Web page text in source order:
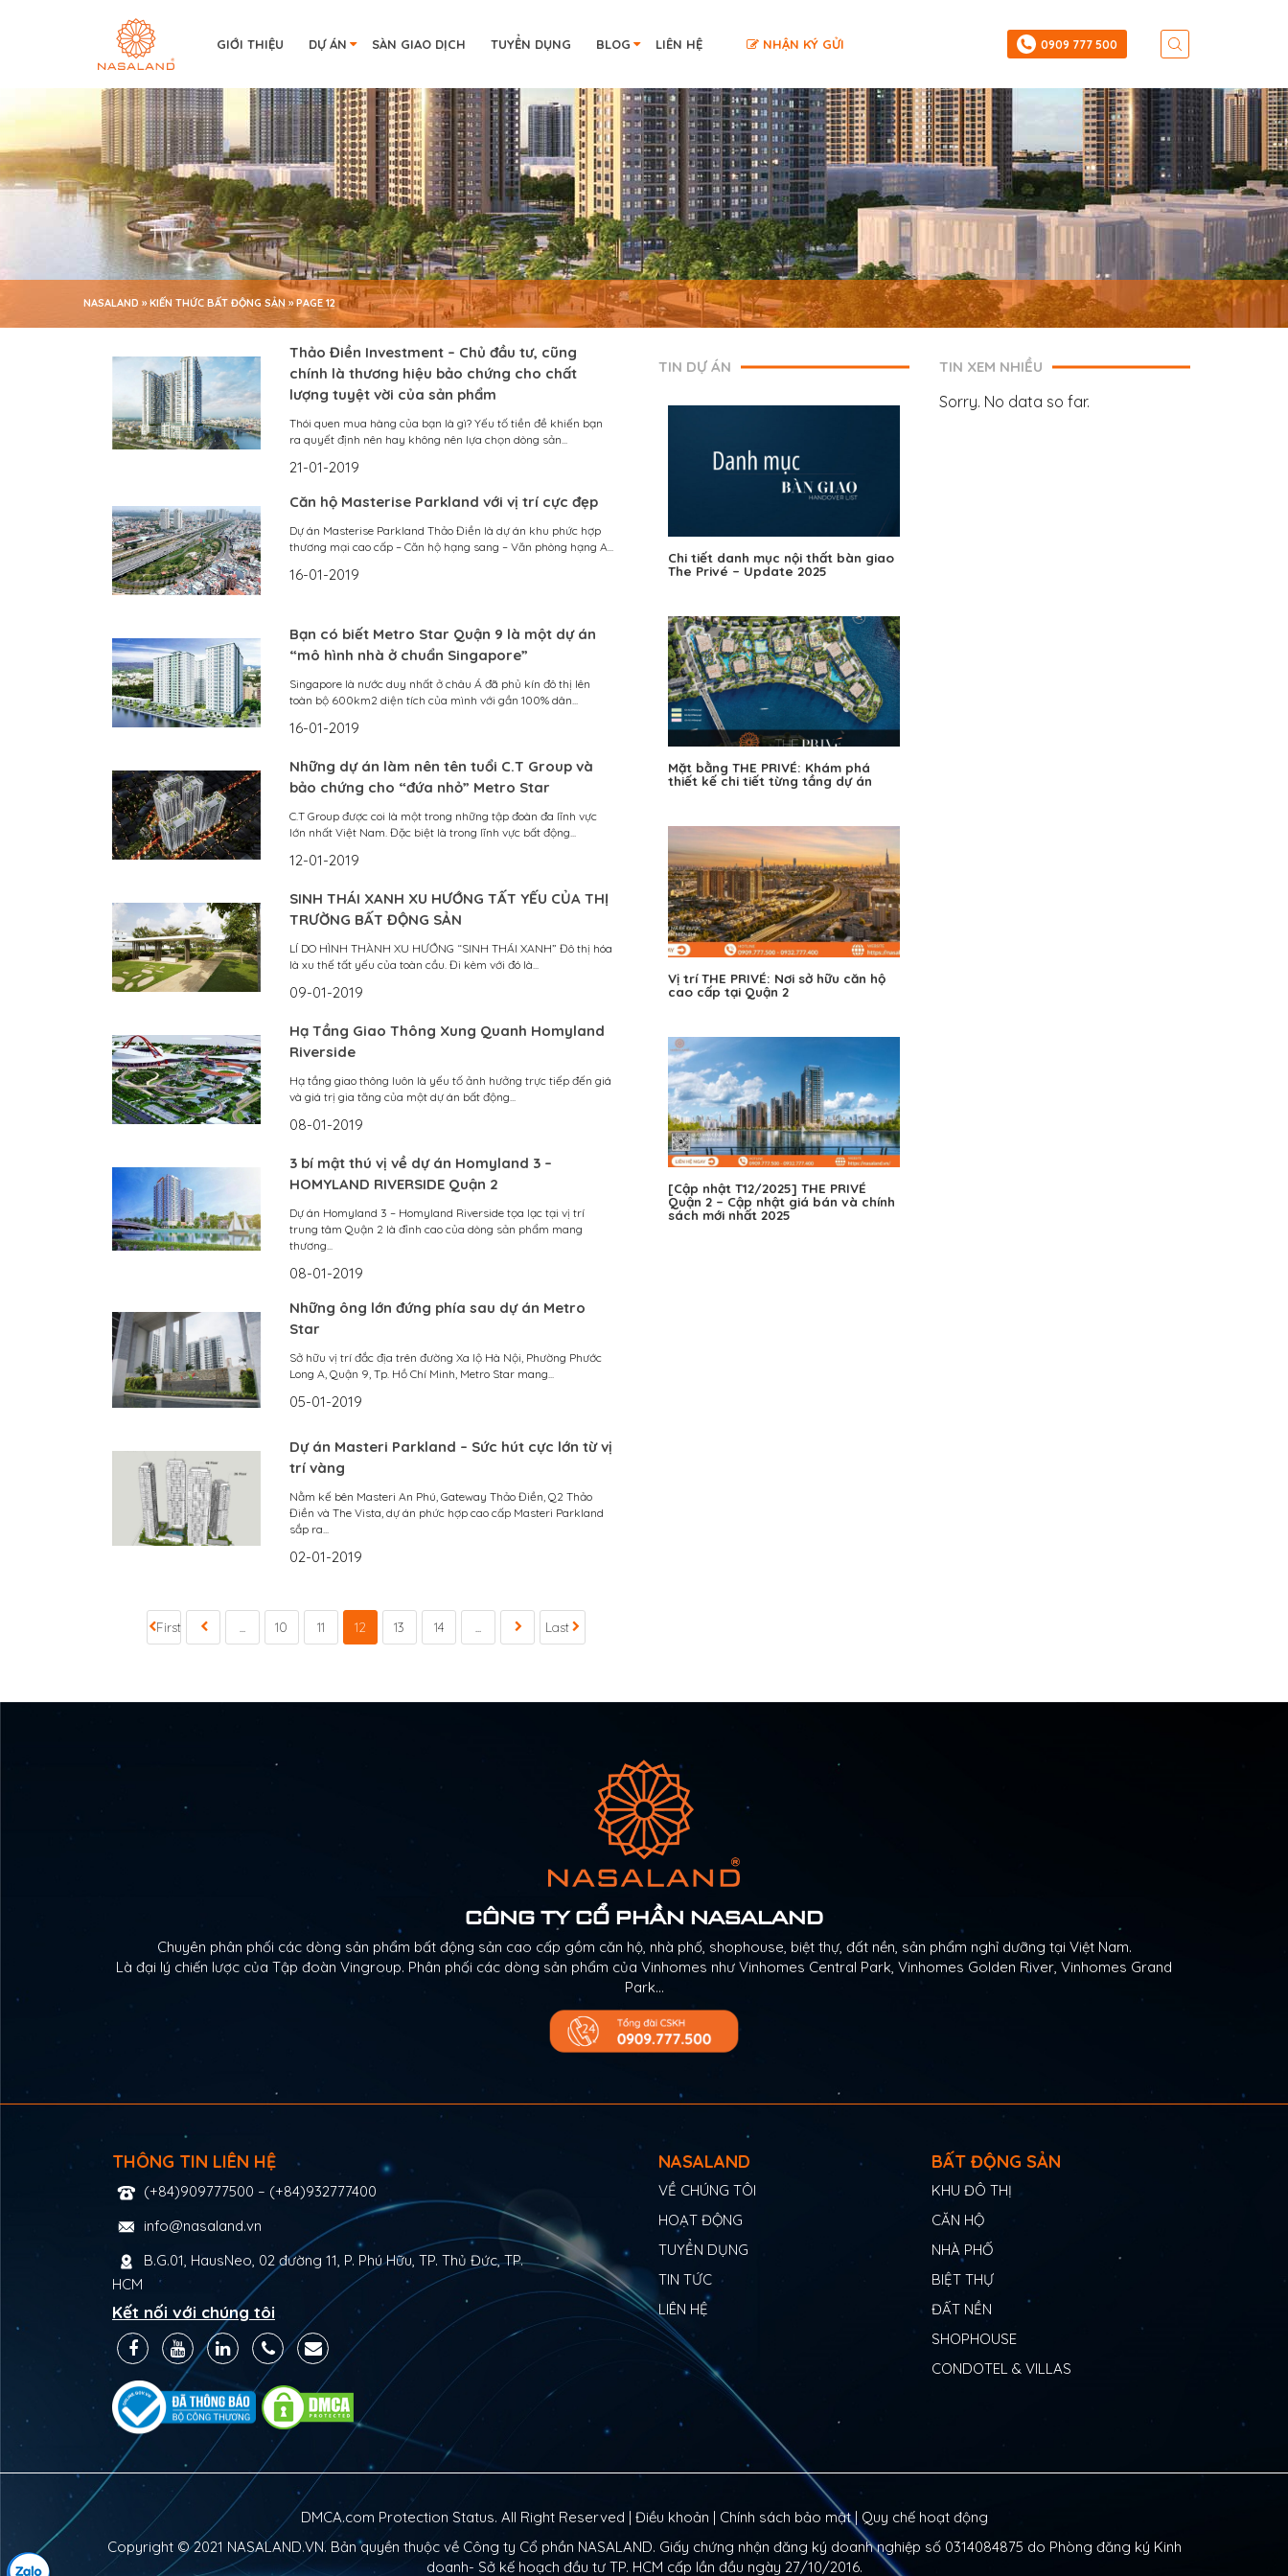
GIỚI THIỆU DỰ ÁN SÀN GIAO DỊCH TUYỂN DỤNG BLOG LIÊN HỆ NHẬN KÝ GỬI ‎0909 777 500
NASALAND »KIẾN THỨC BẤT ĐỘNG SẢN »PAGE 12
KIẾN THỨC BẤT ĐỘNG SẢNThảo Điền Investment – Chủ đầu tư, cũng
chính là thương hiệu bảo chứng cho chất
lượng tuyệt vời của sản phẩm
Thói quen mua hàng của bạn là gì? Yếu tố tiền đề khiến bạn
ra quyết định nên hay không nên lựa chọn dòng sản...
21-01-2019
Căn hộ Masterise Parkland với vị trí cực đẹp
Dự án Masterise Parkland Thảo Điền là dự án khu phức hợp
thương mại cao cấp – Căn hộ hạng sang – Văn phòng hạng A...
16-01-2019
Bạn có biết Metro Star Quận 9 là một dự án
“mô hình nhà ở chuẩn Singapore”
Singapore là nước duy nhất ở châu Á đã phủ kín đô thị lên
toàn bộ 600km2 diện tích của mình với gần 100% dân...
16-01-2019
Những dự án làm nên tên tuổi C.T Group và
bảo chứng cho “đứa nhỏ” Metro Star
C.T Group được coi là một trong những tập đoàn đa lĩnh vực
lớn nhất Việt Nam. Đặc biệt là trong lĩnh vực bất động...
12-01-2019
SINH THÁI XANH XU HƯỚNG TẤT YẾU CỦA THỊ
TRƯỜNG BẤT ĐỘNG SẢN
LÍ DO HÌNH THÀNH XU HƯỚNG “SINH THÁI XANH” Đô thị hóa
là xu thế tất yếu của toàn cầu. Đi kèm với đó là...
09-01-2019
Hạ Tầng Giao Thông Xung Quanh Homyland
Riverside
Hạ tầng giao thông luôn là yếu tố ảnh hưởng trực tiếp đến giá
và giá trị gia tăng của một dự án bất động...
08-01-2019
3 bí mật thú vị về dự án Homyland 3 –
HOMYLAND RIVERSIDE Quận 2
Dự án Homyland 3 – Homyland Riverside tọa lạc tại vị trí
trung tâm Quận 2 là đỉnh cao của dòng sản phẩm mang
thương...
08-01-2019
Những ông lớn đứng phía sau dự án Metro
Star
Sở hữu vị trí đắc địa trên đường Xa lộ Hà Nội, Phường Phước
Long A, Quận 9, Tp. Hồ Chí Minh, Metro Star mang...
05-01-2019
Dự án Masteri Parkland – Sức hút cực lớn từ vị
trí vàng
Nằm kế bên Masteri An Phú, Gateway Thảo Điền, Q2 Thảo
Điền và The Vista, dự án phức hợp cao cấp Masteri Parkland
sắp ra...
02-01-2019
First 10 11 12 13 14 Last
TIN DỰ ÁN
Chi tiết danh mục nội thất bàn giao
The Privé – Update 2025
Mặt bằng THE PRIVÉ: Khám phá
thiết kế chi tiết từng tầng dự án
Vị trí THE PRIVÉ: Nơi sở hữu căn hộ
cao cấp tại Quận 2
[Cập nhật T12/2025] THE PRIVÉ
Quận 2 – Cập nhật giá bán và chính
sách mới nhất 2025
TIN XEM NHIỀU
Sorry. No data so far.
CÔNG TY CỔ PHẦN NASALAND
Chuyên phân phối các dòng sản phẩm bất động sản cao cấp gồm căn hộ, nhà phố, shophouse, biệt thự, đất nền, sản phẩm nghỉ dưỡng tại Việt Nam.
Là đại lý chiến lược của Tập đoàn Vingroup. Phân phối các dòng sản phẩm của Vinhomes như Vinhomes Central Park, Vinhomes Golden River, Vinhomes Grand
Park…
THÔNG TIN LIÊN HỆ
(+84)909777500 – (+84)932777400
info@nasaland.vn
B.G.01, HausNeo, 02 đường 11, P. Phú Hữu, TP. Thủ Đức, TP.
HCM
Kết nối với chúng tôi
NASALAND
VỀ CHÚNG TÔI
HOẠT ĐỘNG
TUYỂN DỤNG
TIN TỨC
LIÊN HỆ
BẤT ĐỘNG SẢN
KHU ĐÔ THỊ
CĂN HỘ
NHÀ PHỐ
BIỆT THỰ
ĐẤT NỀN
SHOPHOUSE
CONDOTEL & VILLAS
DMCA.com Protection Status. All Right Reserved | Điều khoản | Chính sách bảo mật| Quy chế hoạt động
Copyright © 2021 NASALAND.VN. Bản quyền thuộc về Công ty Cổ phần NASALAND. Giấy chứng nhận đăng ký doanh nghiệp số 0314084875 do Phòng đăng ký Kinh
doanh- Sở kế hoạch đầu tư TP. HCM cấp lần đầu ngày 27/10/2016.